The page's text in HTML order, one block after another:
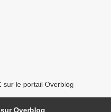
sur le portail Overblog
Overblog